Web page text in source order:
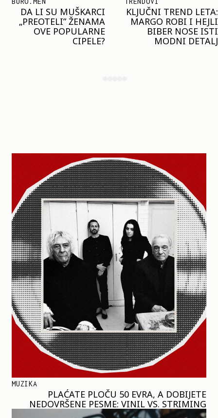
KLJUČNI TREND LETA:
MARGO ROBI I HEJLI
BIBER NOSE ISTI
MODNI DETALJ
JOŠ JE RANO ZA JAKNE
– ALI U RESERVED JE
STIGAO MODEL KOJI
ĆE BITI VELIKI TREND
MUZIKA
PLAĆATE PLOČU 50 EVRA, A DOBIJETE
NEDOVRŠENE PESME: VINIL VS. STRIMING